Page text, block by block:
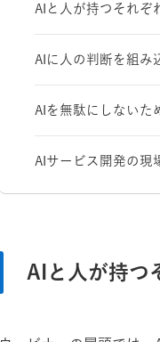
AIと人が持つそれぞ
AIに人の判断を組み
AIを無駄にしないた
AIサービス開発の現
AIと人が持つ